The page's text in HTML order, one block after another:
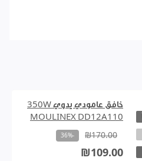
خافق عامودي يدوي 350W
MOULINEX DD12A110
₪170.00
-36%
₪109.00